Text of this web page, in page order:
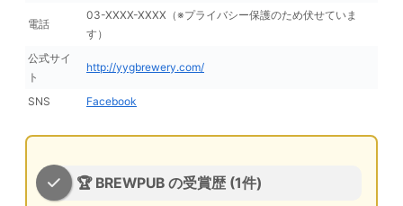
電話
03-XXXX-XXXX（※プライバシー保護のため伏せていま
す）
公式サイ
ト
http://yygbrewery.com/
SNS Facebook
🏆 BREWPUB の受賞歴 (1件)